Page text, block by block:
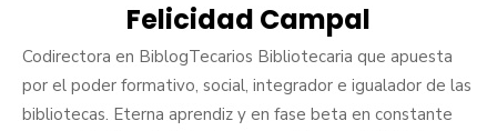
Felicidad Campal
Codirectora en BiblogTecarios Bibliotecaria que apuesta
por el poder formativo, social, integrador e igualador de las
bibliotecas. Eterna aprendiz y en fase beta en constante